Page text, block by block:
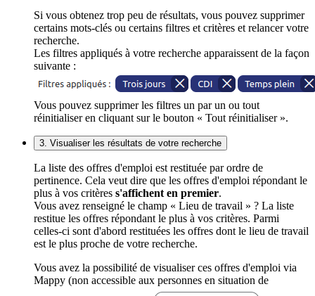
Si vous obtenez trop peu de résultats, vous pouvez supprimer
certains mots-clés ou certains filtres et critères et relancer votre
recherche.
Les filtres appliqués à votre recherche apparaissent de la façon
suivante :
Vous pouvez supprimer les filtres un par un ou tout
réinitialiser en cliquant sur le bouton « Tout réinitialiser ».
3. Visualiser les résultats de votre recherche
La liste des offres d'emploi est restituée par ordre de
pertinence. Cela veut dire que les offres d'emploi répondant le
plus à vos critères s'affichent en premier.
Vous avez renseigné le champ « Lieu de travail » ? La liste
restitue les offres répondant le plus à vos critères. Parmi
celles-ci sont d'abord restituées les offres dont le lieu de travail
est le plus proche de votre recherche.
Vous avez la possibilité de visualiser ces offres d'emploi via
Mappy (non accessible aux personnes en situation de